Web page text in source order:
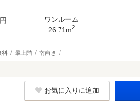
ワンルーム
26.71m2
料 最上階 南向き
お気に入りに追加